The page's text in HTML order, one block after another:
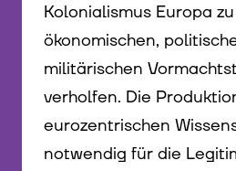
Kolonialismus Europa
ökonomischen,
militärischen
verholfen. Die
eurozentrischen
notwendig für die